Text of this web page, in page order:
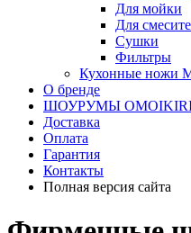
Для мойки
Для
Сушки
Фильтры
Кухонные ножи
О бренде
ШОУРУМЫ
Доставка
Оплата
Гарантия
Контакты
Полная версия сайта